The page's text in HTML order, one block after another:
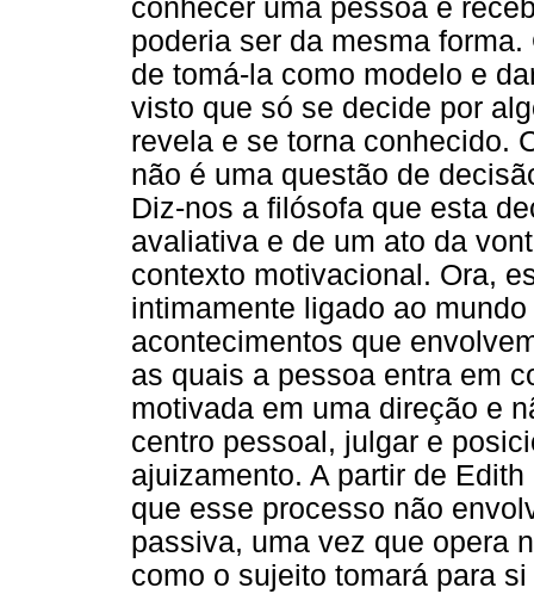
conhecer uma pessoa e
poderia ser da mesma
de tomá-la como modelo e
visto que só se decide por
revela e se torna conhecido.
não é uma questão de
Diz-nos a filósofa que esta
avaliativa e de um ato da
contexto motivacional. Ora,
intimamente ligado ao
acontecimentos que
as quais a pessoa entra em
motivada em uma direção e
centro pessoal, julgar e
ajuizamento. A partir de
que esse processo não
passiva, uma vez que opera
como o sujeito tomará para